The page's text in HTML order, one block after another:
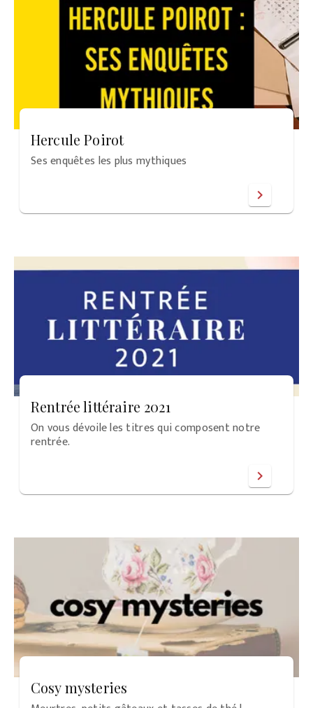
Hercule Poirot
Ses enquêtes les plus mythiques
chevron_right
Rentrée littéraire 2021
On vous dévoile les titres qui composent notre
rentrée.
chevron_right
Cosy mysteries